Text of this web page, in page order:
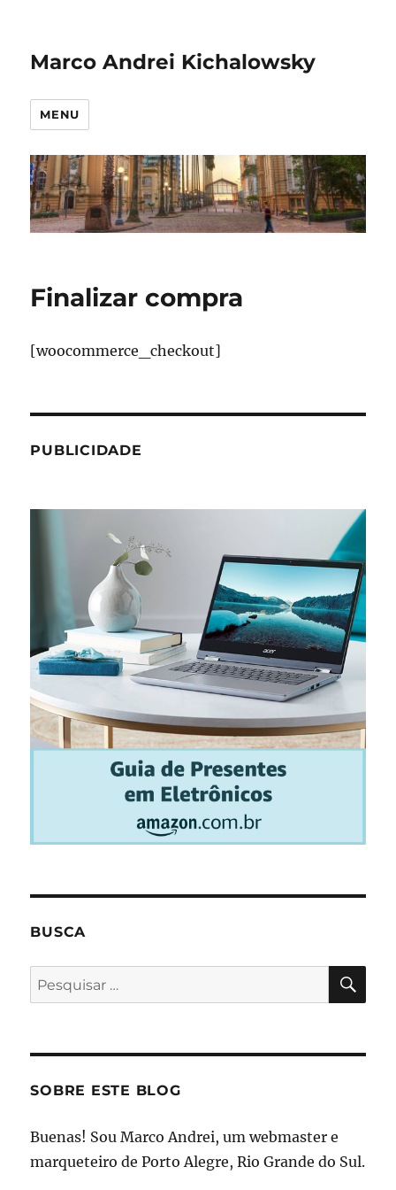
Marco Andrei Kichalowsky
MENU
Finalizar compra
[woocommerce_checkout]
PUBLICIDADE
BUSCA
Pesquisar
por:
SOBRE ESTE BLOG
Buenas! Sou Marco Andrei, um webmaster e
marqueteiro de Porto Alegre, Rio Grande do Sul.